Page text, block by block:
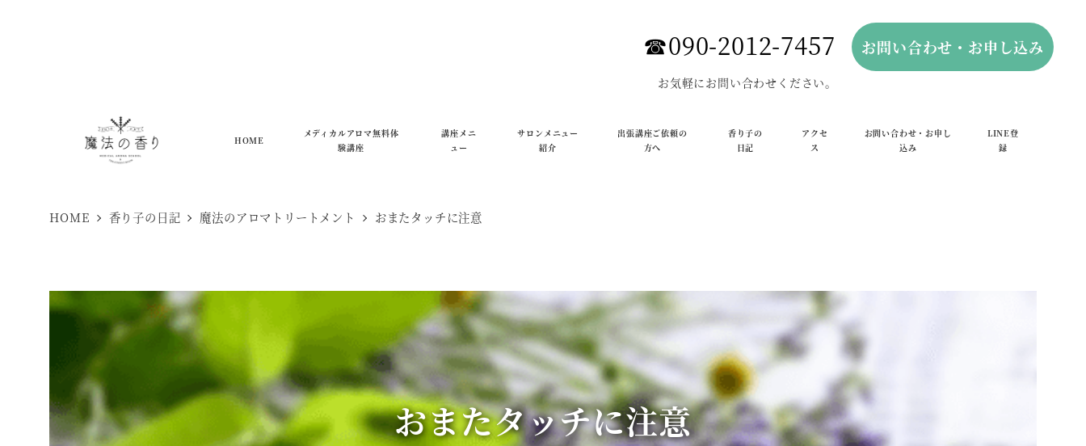
☎︎090-2012-7457 お問い合わせ・お申し込み
お気軽にお問い合わせください。
HOME
メディカルアロマ無料体
験講座
講座メニ
ュー
サロンメニュー
紹介
出張講座ご依頼の
方へ
香り子の
日記
アクセ
ス
お問い合わせ・お申し
込み
LINE登
録
HOME 香り子の日記 魔法のアロマトリートメント おまたタッチに注意
おまたタッチに注意